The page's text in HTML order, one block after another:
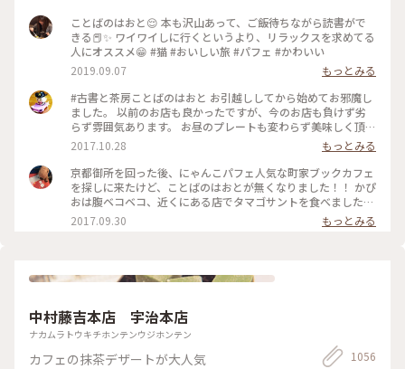
ことばのはおと😌 本も沢山あって、ご飯待ちながら読書がで
きる📕✨ ワイワイしに行くというより、リラックスを求めてる
人にオススメ😁 #猫 #おいしい旅 #パフェ #かわいい
2019.09.07
もっとみる
#古書と茶房ことばのはおと お引越ししてから始めてお邪魔し
ました。 以前のお店も良かったですが、今のお店も負けず劣
らず雰囲気あります。 お昼のプレートも変わらず美味しく頂
き、例のにゃんこパフェも😍 この度は帰り際にオーナーさん
と少しお話しできてよかったです。 で、いつもなのですが、お
店を出るときはわざわざご夫婦で三和土まで出てきてお見送り
してくれます。 また行っちゃうじゃない☺️ あ、ちなみに引っ
越してます。 新しい場所は 京都市上京区天神北町12-1
2017.10.28
もっとみる
京都御所を回った後、にゃんこパフェ人気な町家ブックカフェ
を探しに来たけど、ことばのはおとが無くなりました！！ かぴ
おは腹ベコベコ、近くにある店でタマゴサントを食べました！
たまたま入ったが、今流行りのタマゴタントが美味しかった！
カフェ⭐️スターと言う店なんだ！
2017.09.30 もっとみる
中村藤吉本店 宇治本店
ナカムラトウキチホンテンウジホンテン
カフェの抹茶デザートが大人気 1056